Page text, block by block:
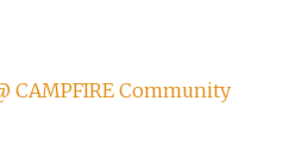
CAMPFIRE Community